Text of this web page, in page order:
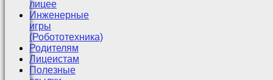
лицее
Инженерные
игры
(Робототехника)
Родителям
Лицеистам
Полезные